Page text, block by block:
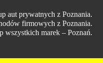
aut prywatnych z Poznania.
firmowych z Poznania.
wszystkich marek – Poznań.